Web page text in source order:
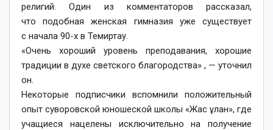
религий. Один из комментаторов рассказал,
что подобная женская гимназия уже существует
с начала 90-х в Темиртау.
«Очень хороший уровень преподавания, хорошие
традиции в духе светского благородства» , — уточнил
он.
Некоторые подписчики вспомнили положительный
опыт суворовской юношеской школы «Жас ұлан», где
учащиеся нацелены исключительно на получение